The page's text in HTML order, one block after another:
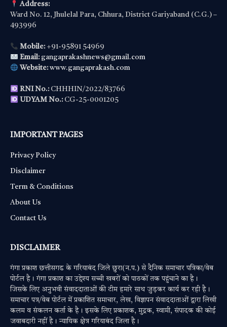
Address:
Ward No. 12, Jhulelal Para, Chhura, District Gariyaband (C.G.) –
493996
Mobile:+91-95891 54969
Email: gangaprakashnews@gmail.com
Website: www.gangaprakash.com
RNI No.:CHHHIN/2022/83766
UDYAM No.:CG-25-0001205
IMPORTANT PAGES
Privacy Policy
Disclaimer
Term & Conditions
About Us
Contact Us
DISCLAIMER
गंगा प्रकाश छत्तीसगढ के गरियाबंद जिले छुरा(न.प.) से दैनिक समाचार पत्रिका/वेब
पोर्टल है। गंगा प्रकाश का उद्देश्य सच्ची खबरों को पाठकों तक पहुंचाने का है।
जिसके लिए अनुभवी संवाददाताओं की टीम हमारे साथ जुड़कर कार्य कर रही है।
समाचार पत्र/वेब पोर्टल में प्रकाशित समाचार, लेख, विज्ञापन संवाददाताओं द्वारा लिखी
कलम व संकलन कर्ता के है। इसके लिए प्रकाशक, मुद्रक, स्वामी, संपादक की कोई
जवाबदारी नहीं है। न्यायिक क्षेत्र गरियाबंद जिला है।